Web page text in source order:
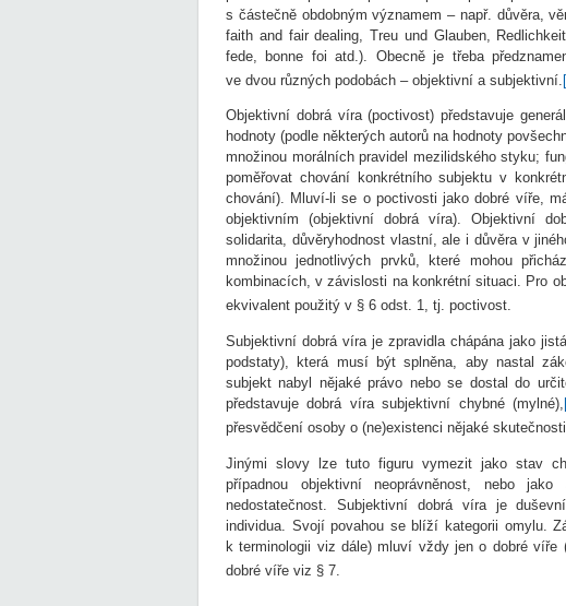
s částečně obdobným významem – např. důvěra,
faith and fair dealing, Treu und Glauben,
fede, bonne foi atd.). Obecně je třeba
ve dvou různých podobách – objektivní a subjektivní.
Objektivní dobrá víra (poctivost) představuje
hodnoty (podle některých autorů na hodnoty
množinou morálních pravidel mezilidského styku;
poměřovat chování konkrétního subjektu v
chování). Mluví-li se o poctivosti jako dobré víře,
objektivním (objektivní dobrá víra). Objektivní
solidarita, důvěryhodnost vlastní, ale i důvěra v
množinou jednotlivých prvků, které mohou
kombinacích, v závislosti na konkrétní situaci. Pro
ekvivalent použitý v § 6 odst. 1, tj. poctivost.
Subjektivní dobrá víra je zpravidla chápána jako
podstaty), která musí být splněna, aby nastal
subjekt nabyl nějaké právo nebo se dostal do
představuje dobrá víra subjektivní chybné (mylné),
přesvědčení osoby o (ne)existenci nějaké
Jinými slovy lze tuto figuru vymezit jako stav
případnou objektivní neoprávněnost, nebo
nedostatečnost. Subjektivní dobrá víra je
individua. Svojí povahou se blíží kategorii omylu.
k terminologii viz dále) mluví vždy jen o dobré
dobré víře viz § 7.